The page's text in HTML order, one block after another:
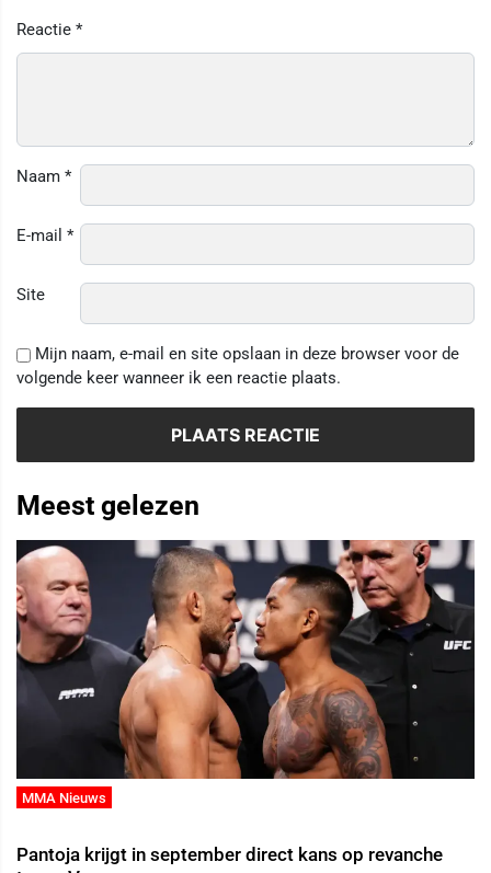
Reactie *
Naam *
E-mail *
Site
Mijn naam, e-mail en site opslaan in deze browser voor de
volgende keer wanneer ik een reactie plaats.
Meest gelezen
MMA Nieuws
Pantoja krijgt in september direct kans op revanche